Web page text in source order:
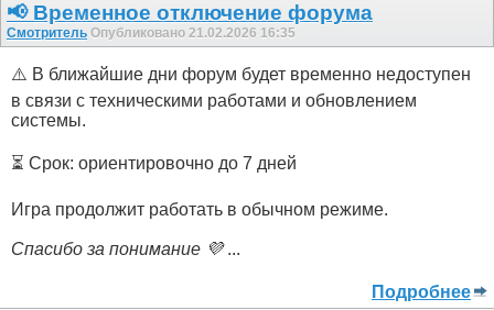
📢 Временное отключение форума
Смотритель Опубликовано 21.02.2026 16:35
⚠️ В ближайшие дни форум будет временно недоступен
в связи с техническими работами и обновлением
системы.
⏳ Срок: ориентировочно до 7 дней
Игра продолжит работать в обычном режиме.
Спасибо за понимание 💜...
Подробнее